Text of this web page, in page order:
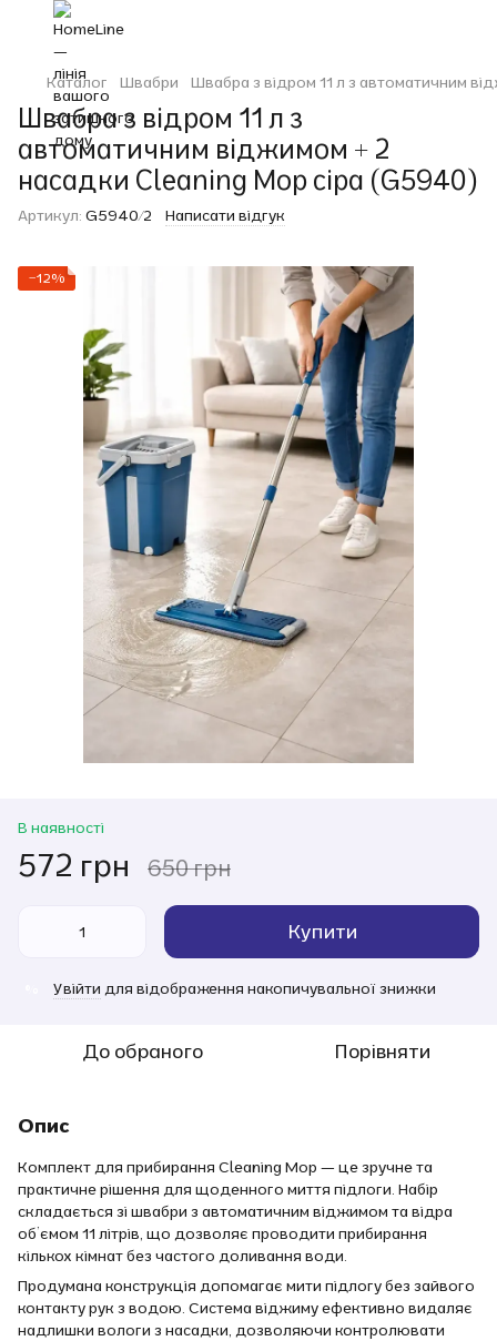
Каталог Швабри Швабра з відром 11 л з автоматичним
Швабра з відром 11 л з
автоматичним віджимом + 2
насадки Cleaning Mop сіра (G5940)
Артикул: G5940/2 Написати відгук
−12%
В наявності
572 грн 650 грн
Купити
Увійти для відображення накопичувальної знижки
До обраного Порівняти
Опис
Комплект для прибирання Cleaning Mop — це зручне та
практичне рішення для щоденного миття підлоги. Набір
складається зі швабри з автоматичним віджимом та відра
об’ємом 11 літрів, що дозволяє проводити прибирання
кількох кімнат без частого доливання води.
Продумана конструкція допомагає мити підлогу без зайвого
контакту рук з водою. Система віджиму ефективно видаляє
надлишки вологи з насадки, дозволяючи контролювати